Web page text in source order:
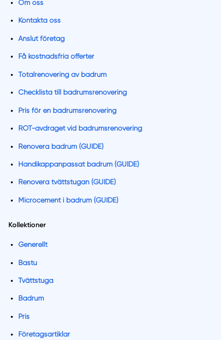
Om oss
Kontakta oss
Anslut företag
Få kostnadsfria offerter
Totalrenovering av badrum
Checklista till badrumsrenovering
Pris för en badrumsrenovering
ROT-avdraget vid badrumsrenovering
Renovera badrum (GUIDE)
Handikappanpassat badrum (GUIDE)
Renovera tvättstugan (GUIDE)
Microcement i badrum (GUIDE)
Kollektioner
Generellt
Bastu
Tvättstuga
Badrum
Pris
Företagsartiklar